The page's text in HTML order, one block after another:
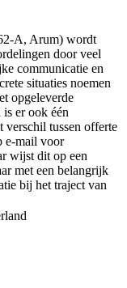
A, Arum) wordt
door veel
communicatie en
situaties noemen
opgeleverde
er ook één
verschil tussen offerte
e-mail voor
wijst dit op een
met een belangrijk
bij het traject van